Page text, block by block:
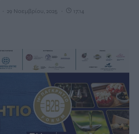
29 Νοεμβρίου, 2025 17:14